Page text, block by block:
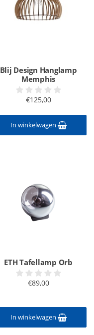
Blij Design Hanglamp
Memphis
€125,00
In winkelwagen
ETH Tafellamp Orb
€89,00
In winkelwagen